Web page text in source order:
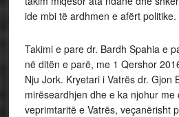
ide mbi të ardhmen e afërt politike.
Takimi e pare dr. Bardh Spahia e
në ditën e parë, me 1 Qershor
Nju Jork. Kryetari i Vatrës dr. Gjon
mirëseardhjen dhe e ka njohur me
veprimtaritë e Vatrës, veçanërisht